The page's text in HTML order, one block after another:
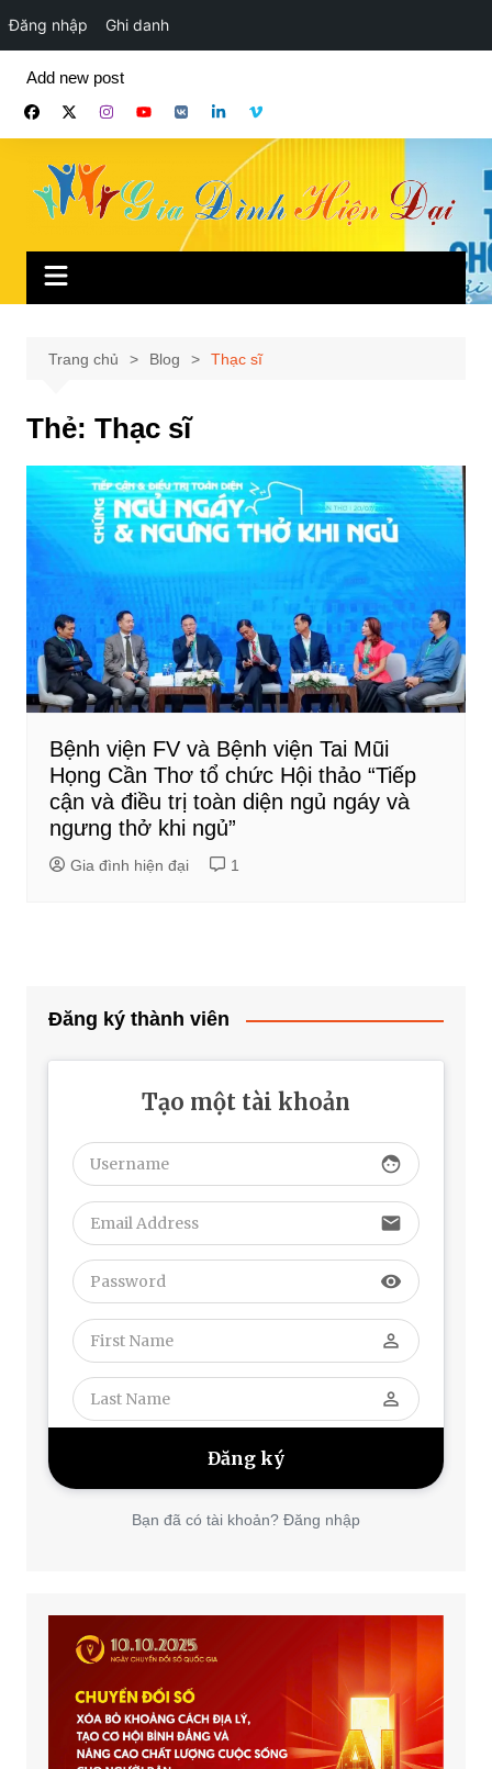
Đăng nhập Ghi danh
phần
Add new post
Trang chủ Blog Thạc sĩ
Thẻ: Thạc sĩ
Bệnh viện FV và Bệnh viện Tai Mũi
Họng Cần Thơ tổ chức Hội thảo “Tiếp
cận và điều trị toàn diện ngủ ngáy và
ngưng thở khi ngủ”
Gia đình hiện đại 1
Đăng ký thành viên
Tạo một tài khoản
face
email
visibility
perm_identity
perm_identity
Bạn đã có tài khoản? Đăng nhập